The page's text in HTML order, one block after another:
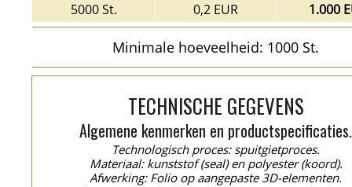
5000 St.
0,2 EUR 1.000
Minimale hoeveelheid: 1000 St.
TECHNISCHE GEGEVENS
Algemene kenmerken en productspecificaties.
Technologisch proces: spuitgietproces.
Materiaal: kunststof (seal) en polyester (koord).
Afwerking: Folio op aangepaste 3D-elementen.